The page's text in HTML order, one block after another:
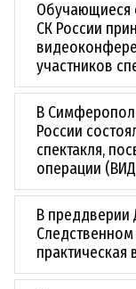
Обучающиеся
СК России
участников
В
России
спектакля,
операции
В преддверии